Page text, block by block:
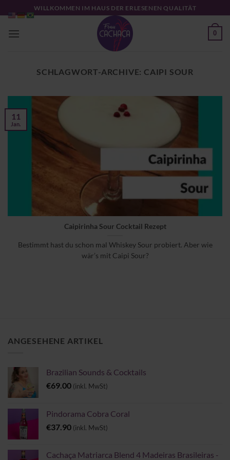
Inhalt
springen
WILLKOMMEN IM HAUS DER ERLESENEN QUALITÄT
0
SCHLAGWORT-ARCHIVE: CAIPI SOUR
Caipirinha Sour Cocktail Rezept
Bestimmt hast du schon mal Whiskey Sour probiert. Aber wie
wär’s mit Caipi Sour?
11
Jan.
ANGESEHENE ARTIKEL
Brazilian Sounds & Cocktails
€69.00 (inkl. MwSt)
Pindorama Cobra Coral
€37.90 (inkl. MwSt)
Cachaça Matriarca Blend 4 Madeiras Brasileiras -